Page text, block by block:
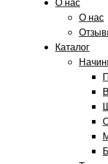
О нас
О нас
Каталог